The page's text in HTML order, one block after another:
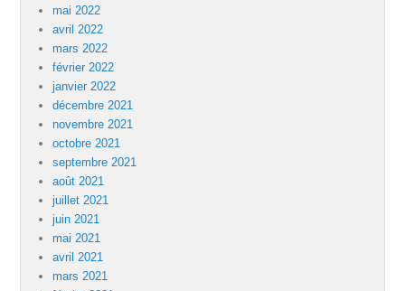
mai 2022
avril 2022
mars 2022
février 2022
janvier 2022
décembre 2021
novembre 2021
octobre 2021
septembre 2021
août 2021
juillet 2021
juin 2021
mai 2021
avril 2021
mars 2021